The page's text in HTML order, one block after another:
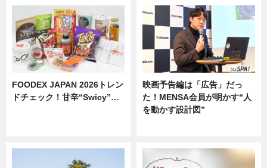
FOODEX JAPAN 2026トレン
ドチェック！甘辛“Swicy”…
映画予告編は「広告」だっ
た！MENSA会員が明かす“人
を動かす設計図”